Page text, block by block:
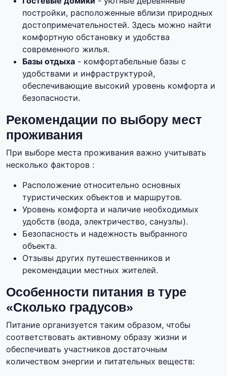
постройки, расположенные вблизи природных
достопримечательностей. Здесь можно найти
комфортную обстановку и удобства
современного жилья.
Базы отдыха - комфортабельные базы с
удобствами и инфраструктурой,
обеспечивающие высокий уровень комфорта и
безопасности.
Рекомендации по выбору мест
проживания
При выборе места проживания важно учитывать
несколько факторов :
Расположение относительно основных
туристических объектов и маршрутов.
Уровень комфорта и наличие необходимых
удобств (вода, электричество, санузлы).
Безопасность и надежность выбранного
объекта.
Отзывы других путешественников и
рекомендации местных жителей.
Особенности питания в туре
«Сколько градусов»
Питание организуется таким образом, чтобы
соответствовать активному образу жизни и
обеспечивать участников достаточным
количеством энергии и питательных веществ: